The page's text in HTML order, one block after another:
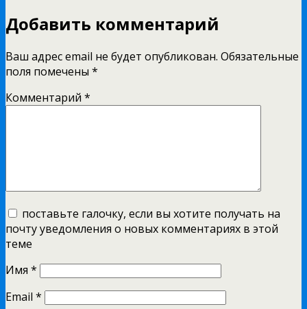
Добавить комментарий
Ваш адрес email не будет опубликован. Обязательные
поля помечены *
Комментарий *
поставьте галочку, если вы хотите получать на
почту уведомления о новых комментариях в этой
теме
Имя *
Email *